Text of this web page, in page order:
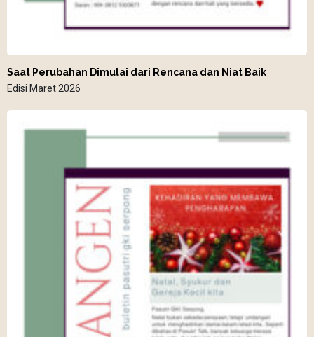
Saat Perubahan Dimulai dari Rencana dan Niat Baik
Edisi Maret 2026